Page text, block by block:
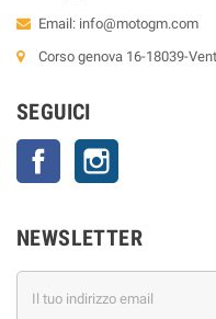
Email: info@motogm.com
Corso genova 16-18039-
SEGUICI
Facebook
NEWSLETTER